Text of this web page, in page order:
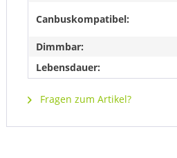
Canbuskompatibel:
Dimmbar:
Lebensdauer:
Fragen zum Artikel?